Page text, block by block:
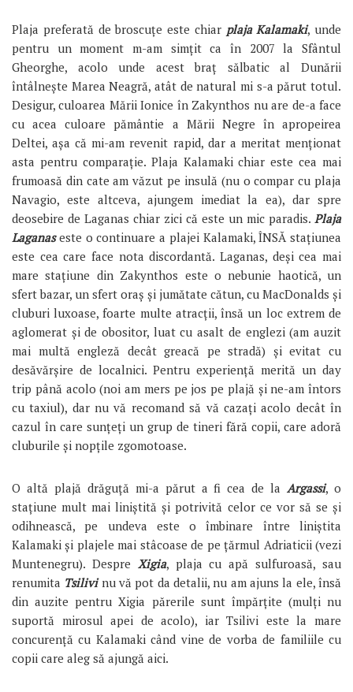
Plaja preferată de broscuțe este chiar plaja Kalamaki, unde
pentru un moment m-am simțit ca în 2007 la Sfântul
Gheorghe, acolo unde acest braț sălbatic al Dunării
întâlnește Marea Neagră, atât de natural mi s-a părut totul.
Desigur, culoarea Mării Ionice în Zakynthos nu are de-a face
cu acea culoare pământie a Mării Negre în apropeirea
Deltei, așa că mi-am revenit rapid, dar a meritat menționat
asta pentru comparație. Plaja Kalamaki chiar este cea mai
frumoasă din cate am văzut pe insulă (nu o compar cu plaja
Navagio, este altceva, ajungem imediat la ea), dar spre
deosebire de Laganas chiar zici că este un mic paradis. Plaja
Laganaseste o continuare a plajei Kalamaki, ÎNSĂ stațiunea
este cea care face nota discordantă. Laganas, deși cea mai
mare stațiune din Zakynthos este o nebunie haotică, un
sfert bazar, un sfert oraș și jumătate cătun, cu MacDonalds și
cluburi luxoase, foarte multe atracții, însă un loc extrem de
aglomerat și de obositor, luat cu asalt de englezi (am auzit
mai multă engleză decât greacă pe stradă) și evitat cu
desăvărșire de localnici. Pentru experiență merită un day
trip până acolo (noi am mers pe jos pe plajă și ne-am întors
cu taxiul), dar nu vă recomand să vă cazați acolo decât în
cazul în care sunțeți un grup de tineri fără copii, care adoră
cluburile și nopțile zgomotoase.
O altă plajă drăguță mi-a părut a fi cea de laArgassi, o
stațiune mult mai liniștită și potrivită celor ce vor să se și
odihnească, pe undeva este o îmbinare între liniștita
Kalamaki și plajele mai stâcoase de pe țărmul Adriaticii (vezi
Muntenegru). Despre Xigia, plaja cu apă sulfuroasă, sau
renumita Tsilivinu vă pot da detalii, nu am ajuns la ele, însă
din auzite pentru Xigia părerile sunt împărțite (mulți nu
suportă mirosul apei de acolo), iar Tsilivi este la mare
concurență cu Kalamaki când vine de vorba de familiile cu
copii care aleg să ajungă aici.